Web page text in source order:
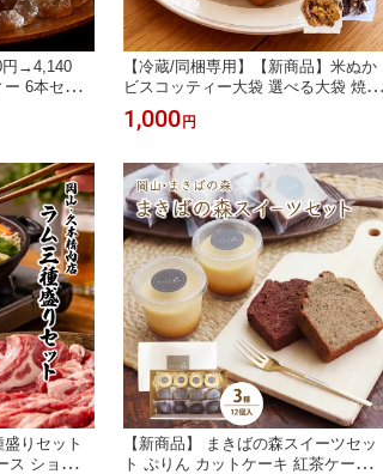
円→4,140
ー 6本セッ
小林豊稔
不思議な
ト ギフト
縄一部地域
【冷蔵/同梱専用】【新商品】米ぬか
ビスコッティー大袋 選べる大袋 焼き
菓子 プレーン ココアオレンジピール
クルミとチョコがゴロゴロ入って満足
誕プレ 贈り物 贈答品 お中元 お歳暮
お菓子 お得な大袋 北海道沖縄一部地
域配送不可
1,000 円
盛りセット
ショルダ
【新商品】 まきばの森スイーツセッ
ト ぷりん カットケーキ 紅茶ケーキ